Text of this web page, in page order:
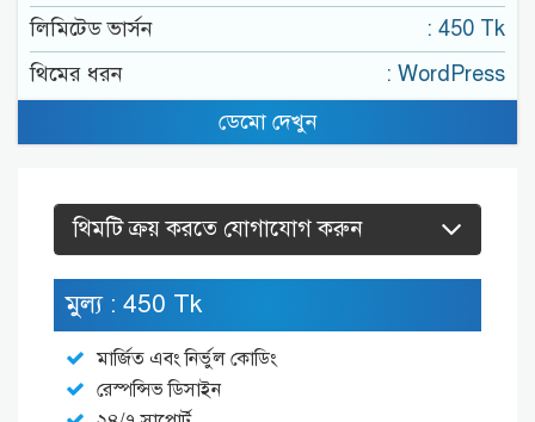
লিমিটেড ভার্সন
: 450 Tk
থিমের ধরন
: WordPress
ডেমো দেখুন
থিমটি ক্রয় করতে যোগাযোগ করুন
মুল্য : 450 Tk
মার্জিত এবং নির্ভুল কোডিং
রেস্পন্সিভ ডিসাইন